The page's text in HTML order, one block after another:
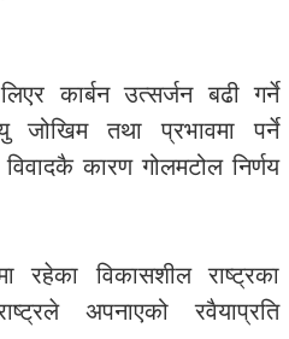
कार्बन उत्सर्जन बढी गर्ने
जोखिम तथा प्रभावमा पर्ने
कारण गोलमटोल निर्णय
रहेका विकासशील राष्ट्रका
अपनाएको रवैयाप्रति